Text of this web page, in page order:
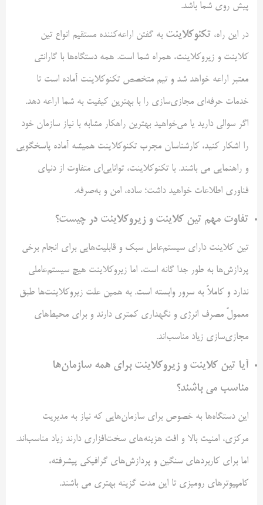
پیش روی شما باشد.
در این راه، تکنوکلاینت به گفتن اراعه‌کننده مستقیم انواع تین
کلاینت و زیروکلاینت، همراه شما است. همه دستگاه‌ها با گارانتی
معتبر اراعه خواهد شد و تیم متخصص تکنوکلاینت آماده است تا
خدمات حرفه‌ای مجازی‌سازی را با بهترین کیفیت به شما اراعه دهد.
اگر سوالی دارید یا می‌خواهید بهترین راهکار مشابه با نیاز سازمان خود
را اشکار کنید، کارشناسان مجرب تکنوکلاینت همیشه آماده پاسخگویی
و راهنمایی می باشند. با تکنوکلاینت، توانایی‌ای متفاوت از دنیای
فناوری اطلاعات خواهید داشت؛ ساده، امن و به‌صرفه.
تفاوت مهم تین کلاینت و زیروکلاینت در چیست؟
تین کلاینت دارای سیستم‌عامل سبک و قابلیت‌هایی برای انجام برخی
پردازش‌ها به طور جدا گانه است، اما زیروکلاینت هیچ سیستم‌عاملی
ندارد و کاملاً به سرور وابسته است. به همین علت زیروکلاینت‌ها طبق
معمولً مصرف انرژی و نگهداری کمتری دارند و برای محیط‌های
مجازی‌سازی زیاد مناسب‌اند.
آیا تین کلاینت و زیروکلاینت برای همه سازمان‌ها
مناسب می باشند؟
این دستگاه‌ها به خصوص برای سازمان‌هایی که نیاز به مدیریت
مرکزی، امنیت بالا و افت هزینه‌های سخت‌افزاری دارند زیاد مناسب‌اند.
اما برای کاربردهای سنگین و پردازش‌های گرافیکی پیشرفته،
کامپیوترهای رومیزی تا این مدت گزینه بهتری می باشند.